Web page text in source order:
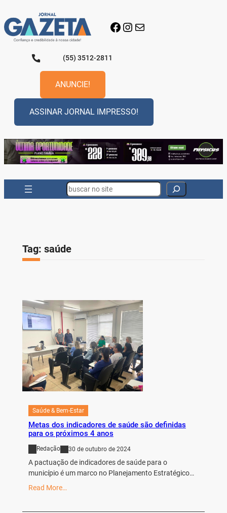
para
o
conteúdo
Facebook
Instagram
E-mail
(55) 3512-2811
ANUNCIE!
ASSINAR JORNAL IMPRESSO!
Search
Tag: saúde
Saúde & Bem-Estar
Metas dos indicadores de saúde são definidas
para os próximos 4 anos
Redação 30 de outubro de 2024
A pactuação de indicadores de saúde para o
município é um marco no Planejamento Estratégico…
Read More…